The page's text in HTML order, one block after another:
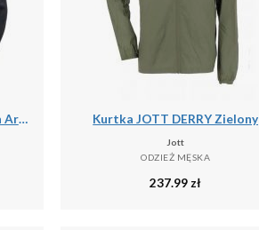
Kurtka puchowa Helly Hansen Arctic Ocean Hybrid Kurtka JOTT DERRY Zielony
Jott
ODZIEŻ MĘSKA
237.99 zł